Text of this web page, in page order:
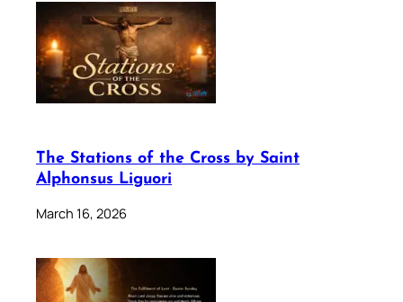
The Stations of the Cross by Saint
Alphonsus Liguori
March 16, 2026